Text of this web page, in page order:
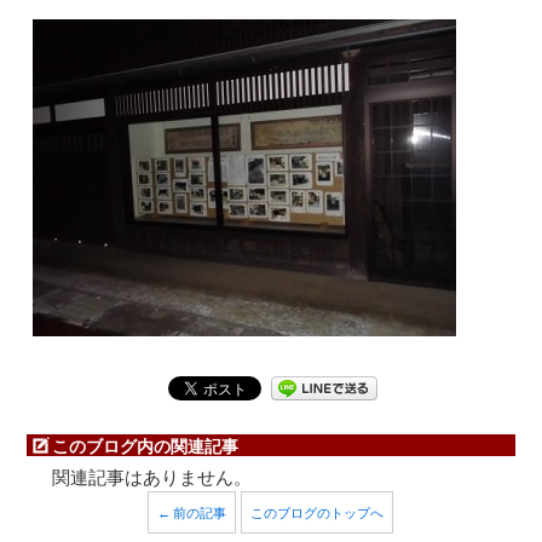
このブログ内の関連記事
関連記事はありません。
← 前の記事 このブログのトップへ